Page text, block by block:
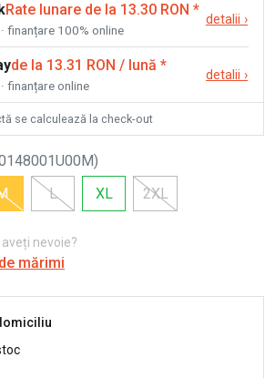
Rate lunare de la 13.30 RON *
finanțare 100% online
detalii ›
de la 13.31 RON / lună *
finanțare online
detalii ›
se calculează la check-out
)
L XL 2XL
nevoie?
mărimi